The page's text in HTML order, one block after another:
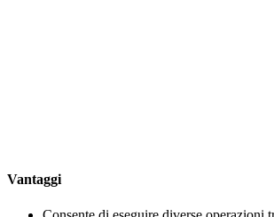
Vantaggi